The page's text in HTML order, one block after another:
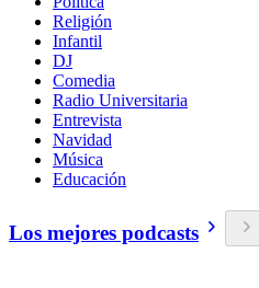
Religión
Infantil
DJ
Comedia
Radio Universitaria
Entrevista
Navidad
Música
Educación
Los mejores podcasts